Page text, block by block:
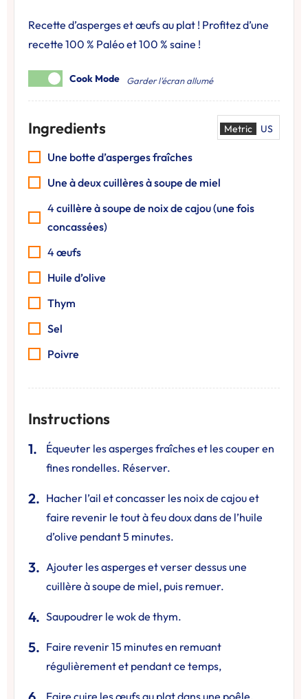
Recette d’asperges et œufs au plat ! Profitez d’une
recette 100 % Paléo et 100 % saine !
Cook Mode Garder l'écran allumé
Ingredients Metric US
Une botte d’asperges fraîches
Une à deux cuillères à soupe de miel
4 cuillère à soupe de noix de cajou (une fois
concassées)
4 œufs
Huile d’olive
Thym
Sel
Poivre
Instructions
Équeuter les asperges fraîches et les couper en
fines rondelles. Réserver.
Hacher l’ail et concasser les noix de cajou et
faire revenir le tout à feu doux dans de l’huile
d’olive pendant 5 minutes.
Ajouter les asperges et verser dessus une
cuillère à soupe de miel, puis remuer.
Saupoudrer le wok de thym.
Faire revenir 15 minutes en remuant
régulièrement et pendant ce temps,
Faire cuire les œufs au plat dans une poêle.